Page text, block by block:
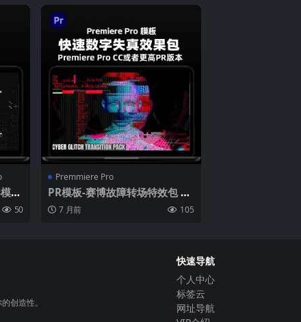
板
50
Premmiere Pro
PR模板-赛博故障转场特效包 数
字失真RGB分色像素撕裂 游戏
科技宣传片剪辑4K视频素材
7 月前 105
创造性。
快速导航
个人中心
标签云
网址导航